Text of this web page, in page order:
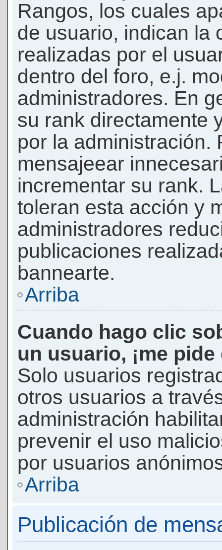
Rangos, los cuales
de usuario, indican la
realizadas por el
dentro del foro, e.j.
administradores. En
su rank directamente
por la administración.
mensajeear
incrementar su rank.
toleran esta acción y
administradores
publicaciones
bannearte.
Arriba
Cuando hago clic
un usuario, ¡me
Solo usuarios
otros usuarios a
administración
prevenir el uso
por usuarios
Arriba
Publicación de